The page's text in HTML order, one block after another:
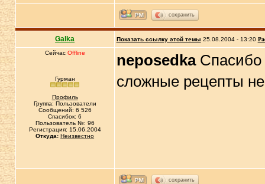
сохранить
Galka Показать ссылку этой темы 25.08.2004 - 13:20
Сейчас Offline
Гурман
Профиль
Группа: Пользователи
Сообщений: 6 526
Спасибок: 6
Пользователь №: 96
Регистрация: 15.06.2004
Откуда: Неизвестно
neposedkaСпасибо
сложные рецепты
сохранить